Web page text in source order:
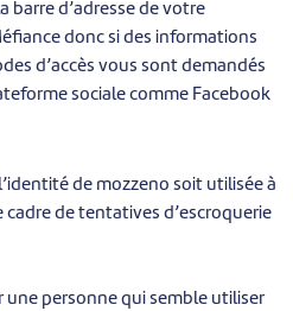
barre d’adresse de votre
donc si des informations
d’accès vous sont demandés
sociale comme Facebook
de mozzeno soit utilisée à
de tentatives d’escroquerie
une personne qui semble utiliser